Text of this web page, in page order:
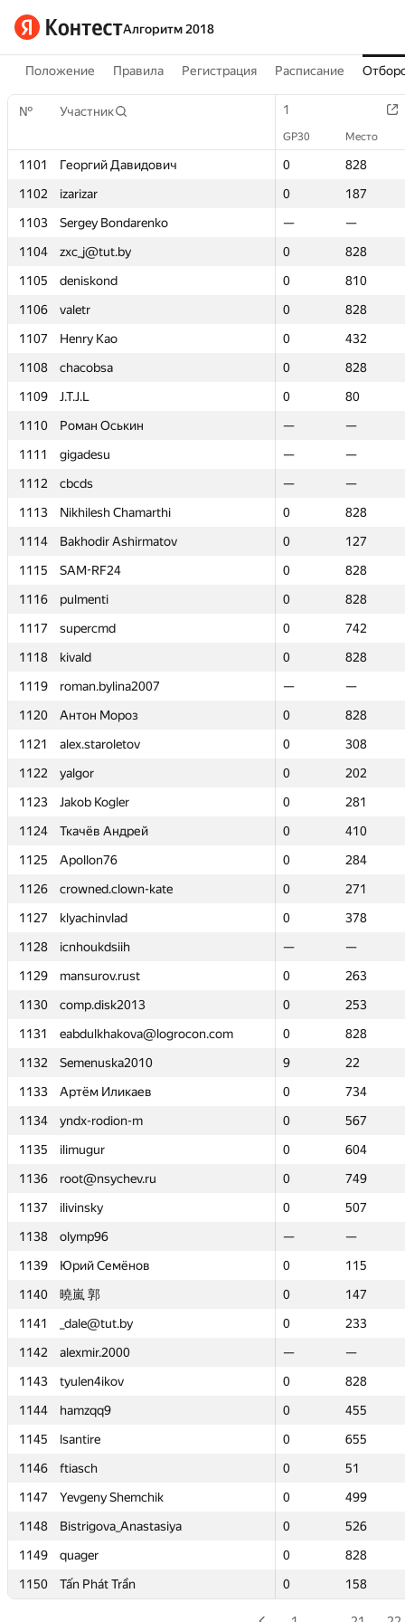
Алгоритм 2018
Положение Правила Регистрация Расписание
№ Участник 1
GP30 Место
1101 Георгий Давидович 0
828
1102
izarizar 0
187
1103
Sergey Bondarenko —
—
1104
zxc_j@tut.by 0
828
1105
deniskond 0
810
1106
valetr 0
828
1107
Henry Kao 0
432
1108
chacobsa 0
828
1109
J.T.J.L 0
80
1110
Роман Оськин —
—
1111
gigadesu —
—
1112
cbcds —
—
1113
Nikhilesh Chamarthi 0
828
1114
Bakhodir Ashirmatov 0
127
1115
SAM-RF24 0
828
1116
pulmenti 0
828
1117
supercmd 0
742
1118
kivald 0
828
1119
roman.bylina2007 —
—
1120
Антон Мороз 0
828
1121
alex.staroletov 0
308
1122
yalgor 0
202
1123
Jakob Kogler 0
281
1124
Ткачёв Андрей 0
410
1125
Apollon76 0
284
1126
crowned.clown-kate 0
271
1127
klyachinvlad 0
378
1128
icnhoukdsiih —
—
1129
mansurov.rust 0
263
1130
comp.disk2013 0
253
1131
eabdulkhakova@logrocon.com 0
828
1132
Semenuska2010 9
22
1133
Артём Иликаев 0
734
1134
yndx-rodion-m 0
567
1135
ilimugur 0
604
1136
root@nsychev.ru 0
749
1137
ilivinsky 0
507
1138
olymp96 —
—
1139
Юрий Семёнов 0
115
1140
曉嵐 郭 0
147
1141
_dale@tut.by 0
233
1142
alexmir.2000 —
—
1143
tyulen4ikov 0
828
1144
hamzqq9 0
455
1145
lsantire 0
655
1146
ftiasch 0
51
1147
Yevgeny Shemchik 0
499
1148
Bistrigova_Anastasiya 0
526
1149
quager 0
828
1150
Tấn Phát Trần 0 158
№ Участник 1
GP30 Место
1101 Георгий Давидович 0
828
1102
izarizar 0
187
1103
Sergey Bondarenko —
—
1104
zxc_j@tut.by 0
828
1105
deniskond 0
810
1106
valetr 0
828
1107
Henry Kao 0
432
1108
chacobsa 0
828
1109
J.T.J.L 0
80
1110
Роман Оськин —
—
1111
gigadesu —
—
1112
cbcds —
—
1113
Nikhilesh Chamarthi 0
828
1114
Bakhodir Ashirmatov 0
127
1115
SAM-RF24 0
828
1116
pulmenti 0
828
1117
supercmd 0
742
1118
kivald 0
828
1119
roman.bylina2007 —
—
1120
Антон Мороз 0
828
1121
alex.staroletov 0
308
1122
yalgor 0
202
1123
Jakob Kogler 0
281
1124
Ткачёв Андрей 0
410
1125
Apollon76 0
284
1126
crowned.clown-kate 0
271
1127
klyachinvlad 0
378
1128
icnhoukdsiih —
—
1129
mansurov.rust 0
263
1130
comp.disk2013 0
253
1131
eabdulkhakova@logrocon.com 0
828
1132
Semenuska2010 9
22
1133
Артём Иликаев 0
734
1134
yndx-rodion-m 0
567
1135
ilimugur 0
604
1136
root@nsychev.ru 0
749
1137
ilivinsky 0
507
1138
olymp96 —
—
1139
Юрий Семёнов 0
115
1140
曉嵐 郭 0
147
1141
_dale@tut.by 0
233
1142
alexmir.2000 —
—
1143
tyulen4ikov 0
828
1144
hamzqq9 0
455
1145
lsantire 0
655
1146
ftiasch 0
51
1147
Yevgeny Shemchik 0
499
1148
Bistrigova_Anastasiya 0
526
1149
quager 0
828
1150
Tấn Phát Trần 0 158